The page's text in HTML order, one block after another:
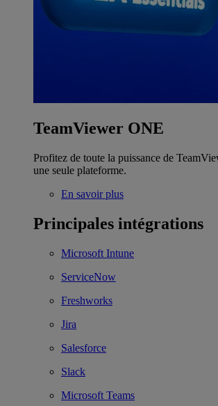
TeamViewer ONE
Profitez de toute la puissance de
une seule plateforme.
En savoir plus
Principales intégrations
Microsoft Intune
ServiceNow
Freshworks
Jira
Salesforce
Slack
Microsoft Teams